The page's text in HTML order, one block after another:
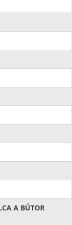
A BÚTOR